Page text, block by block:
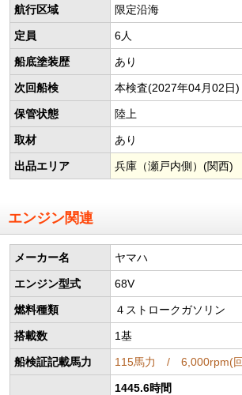
航行区域 限定沿海
定員 6人
船底塗装歴 あり
次回船検 本検査(2027年04月02日)
保管状態 陸上
取材 あり
出品エリア 兵庫（瀬戸内側）(関西)
エンジン関連
メーカー名 ヤマハ
エンジン型式 68V
燃料種類 ４ストロークガソリン
搭載数 1基
船検証記載馬力 115馬力 / 6,000rpm(
1445.6時間